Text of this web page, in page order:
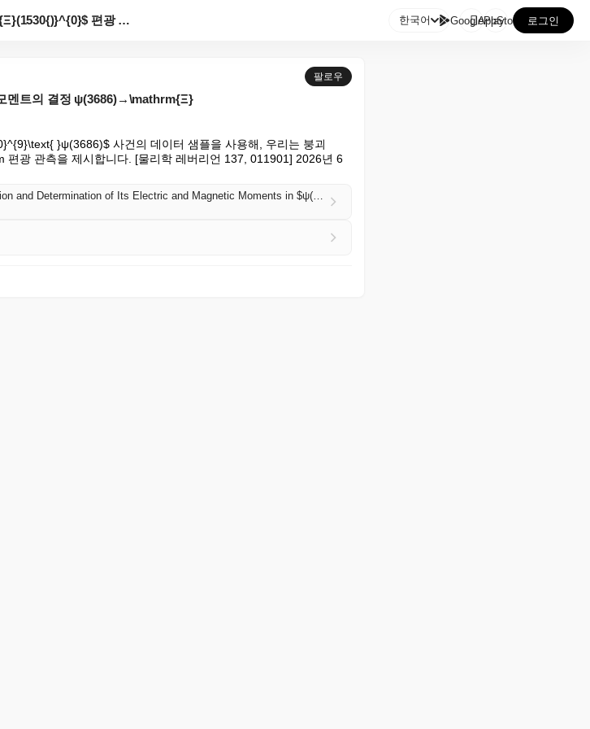
$\mathrm{Ξ}(1530{)}^{0}$ 편광 및 ... 한국어 GooglePlay
AppStore 로그인
팔로우
멘트의 결정 ψ(3686)→\mathrm{Ξ}
}ψ(3686)$ 사건의 데이터 샘플을 사용해, 우리는 붕괴
광 관측을 제시합니다. [물리학 레버리언 137, 011901] 2026년 6
Observation of $\mathrm{Ξ}(1530{)}^{0}$ Polarization and Determination of Its Electric and Magnetic Moments in $ψ(3686)→\mathrm{Ξ}(1530{)}^{0}\overline{\mathrm{Ξ}}(1530{)}^{0}$